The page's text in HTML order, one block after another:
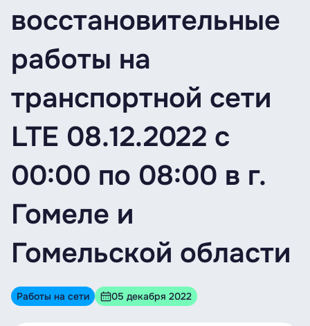
восстановительные
работы на
транспортной сети
LTE 08.12.2022 с
00:00 по 08:00 в г.
Гомеле и
Гомельской области
Работы на сети 05 декабря 2022